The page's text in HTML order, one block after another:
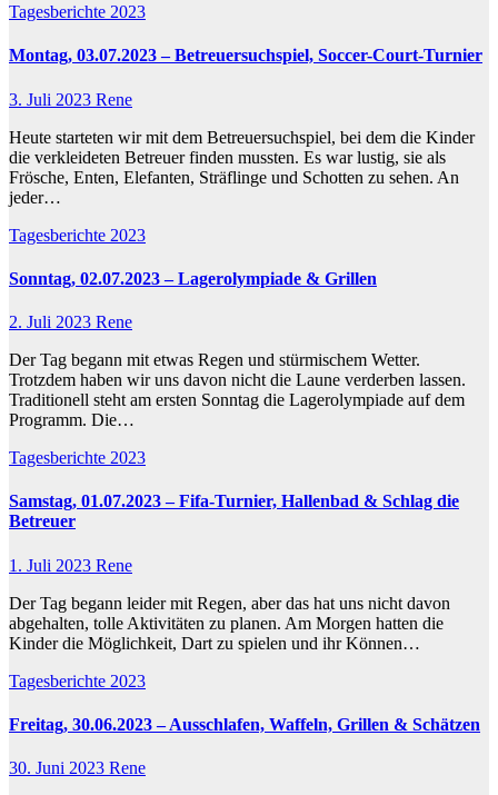
Tagesberichte 2023
Montag, 03.07.2023 – Betreuersuchspiel, Soccer-Court-Turnier
3. Juli 2023 Rene
Heute starteten wir mit dem Betreuersuchspiel, bei dem die Kinder
die verkleideten Betreuer finden mussten. Es war lustig, sie als
Frösche, Enten, Elefanten, Sträflinge und Schotten zu sehen. An
jeder…
Tagesberichte 2023
Sonntag, 02.07.2023 – Lagerolympiade & Grillen
2. Juli 2023 Rene
Der Tag begann mit etwas Regen und stürmischem Wetter.
Trotzdem haben wir uns davon nicht die Laune verderben lassen.
Traditionell steht am ersten Sonntag die Lagerolympiade auf dem
Programm. Die…
Tagesberichte 2023
Samstag, 01.07.2023 – Fifa-Turnier, Hallenbad & Schlag die
Betreuer
1. Juli 2023 Rene
Der Tag begann leider mit Regen, aber das hat uns nicht davon
abgehalten, tolle Aktivitäten zu planen. Am Morgen hatten die
Kinder die Möglichkeit, Dart zu spielen und ihr Können…
Tagesberichte 2023
Freitag, 30.06.2023 – Ausschlafen, Waffeln, Grillen & Schätzen
30. Juni 2023 Rene